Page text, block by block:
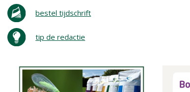
bestel tijdschrift
tip de redactie